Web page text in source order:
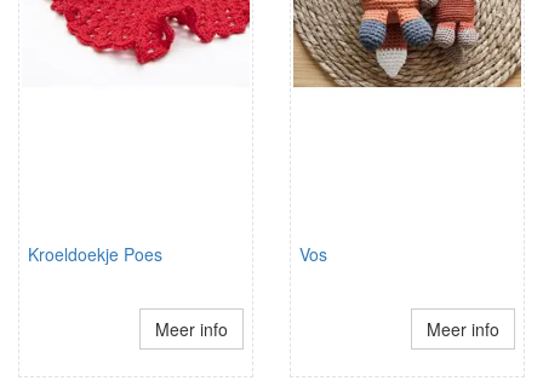
Kroeldoekje Poes
Meer info
Vos
Meer info